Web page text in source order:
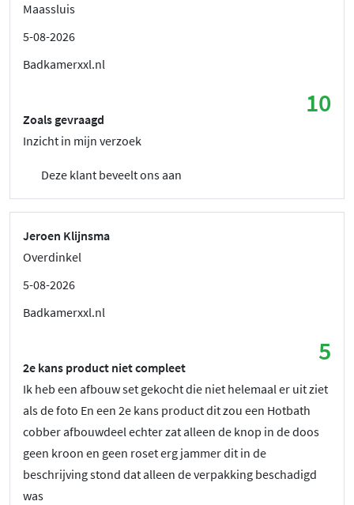
Maassluis
5-08-2026
Badkamerxxl.nl
10
Zoals gevraagd
Inzicht in mijn verzoek
Deze klant beveelt ons aan
Jeroen Klijnsma
Overdinkel
5-08-2026
Badkamerxxl.nl
5
2e kans product niet compleet
Ik heb een afbouw set gekocht die niet helemaal er uit ziet
als de foto En een 2e kans product dit zou een Hotbath
cobber afbouwdeel echter zat alleen de knop in de doos
geen kroon en geen roset erg jammer dit in de
beschrijving stond dat alleen de verpakking beschadigd
was